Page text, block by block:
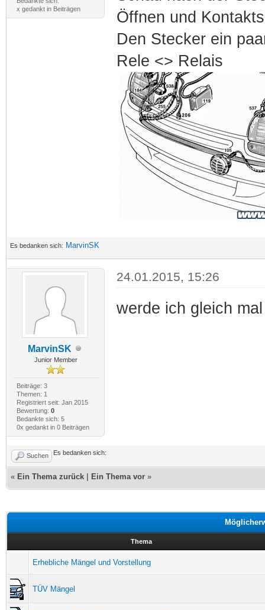
x gedankt in Beiträgen
Öffnen und
Den Stecker ein
Rele <> Relais
Es bedanken sich: MarvinSK
MarvinSK
Junior Member
Beiträge: 3
Themen: 1
Registriert seit: Jan 2015
Bewertung: 0
Bedankte sich: 5
0x gedankt in 0 Beiträgen
24.01.2015, 15:26
werde ich gleich
Suchen Es bedanken sich:
« Ein Thema zurück Ein Thema vor »
Thema
Erhebliche Mängel und Vorstellung
TÜV Mängel